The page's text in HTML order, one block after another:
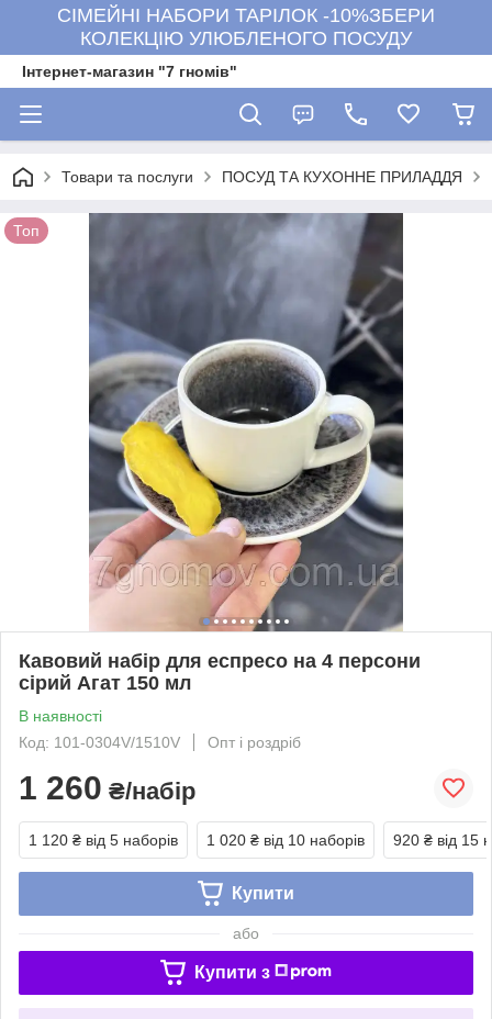
СІМЕЙНІ НАБОРИ ТАРІЛОК -10%ЗБЕРИ
КОЛЕКЦІЮ УЛЮБЛЕНОГО ПОСУДУ
Інтернет-магазин "7 гномів"
Товари та послуги ПОСУД ТА КУХОННЕ ПРИЛАДДЯ
Топ
Кавовий набір для еспресо на 4 персони
сірий Агат 150 мл
В наявності
Код: 101-0304V/1510V
Опт і роздріб
1 260 ₴/набір
1 120 ₴ від 5 наборів 1 020 ₴ від 10 наборів 920 ₴ від 15
Купити
або
Купити з